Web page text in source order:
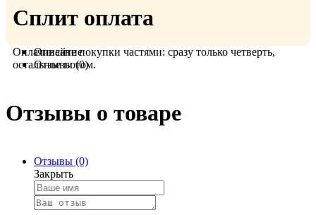
Сплит оплата
Оплачивайте покупки частями: сразу только четверть,
остальное потом.
Описание
Отзывы (0)
Отзывы о товаре
Отзывы (0)
Закрыть